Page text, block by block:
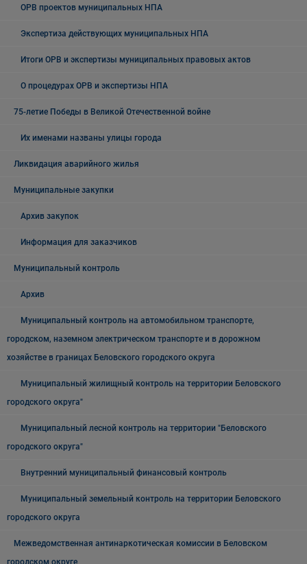
ОРВ проектов муниципальных НПА
Экспертиза действующих муниципальных НПА
Итоги ОРВ и экспертизы муниципальных правовых актов
О процедурах ОРВ и экспертизы НПА
75-летие Победы в Великой Отечественной войне
Их именами названы улицы города
Ликвидация аварийного жилья
Муниципальные закупки
Архив закупок
Информация для заказчиков
Муниципальный контроль
Архив
Муниципальный контроль на автомобильном транспорте,
городском, наземном электрическом транспорте и в дорожном
хозяйстве в границах Беловского городского округа
Муниципальный жилищный контроль на территории Беловского
городского округа"
Муниципальный лесной контроль на территории "Беловского
городского округа"
Внутренний муниципальный финансовый контроль
Муниципальный земельный контроль на территории Беловского
городского округа
Межведомственная антинаркотическая комиссии в Беловском
городском округе